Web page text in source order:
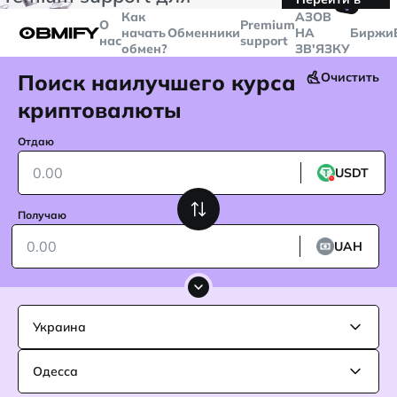
больше
$5000
Telegram
О
нас
Как
начать
обмен?
ОбменникиPremium
support
🤙
AЗОВ
НА
ЗВ'ЯЗКУ
Биржи
Поиск наилучшего курса
криптовалюты
Очистить
Отдаю
USDT
Получаю
UAH
Украина
Одесса